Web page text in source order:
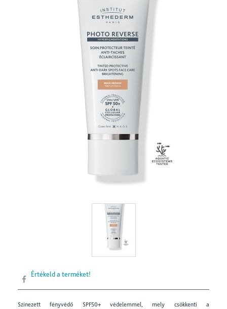
Értékeld a terméket!
Színezett fényvédő SPF50+ védelemmel, mely csökkenti a